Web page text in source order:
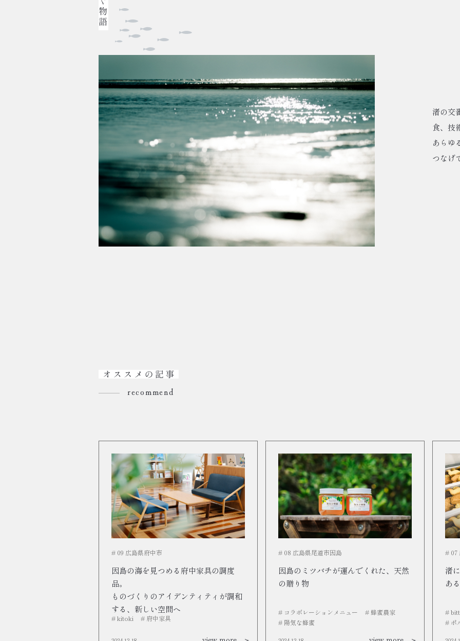
渚の交
食、技
あらゆ
つなげ
recommend
# 09 広島県府中市
因島の海を見つめる府中家具の調度
品。
ものづくりのアイデンティティが調和
する、新しい空間へ
# kitoki # 府中家具
# 08 広島県尾道市因島
因島のミツバチが運んでくれた、天然
の贈り物
# コラボレーションメニュー
# 蜂蜜農家
# 陽気な蜂蜜
# 07
渚
あ
#
# ポ